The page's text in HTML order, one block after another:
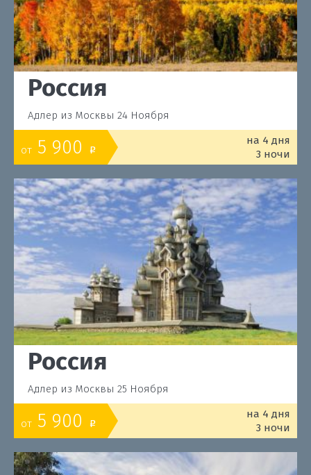
Россия
Адлер из Москвы 24 Ноября
от 5 900 o
на 4 дня
3 ночи
Россия
Адлер из Москвы 25 Ноября
от 5 900 o
на 4 дня
3 ночи